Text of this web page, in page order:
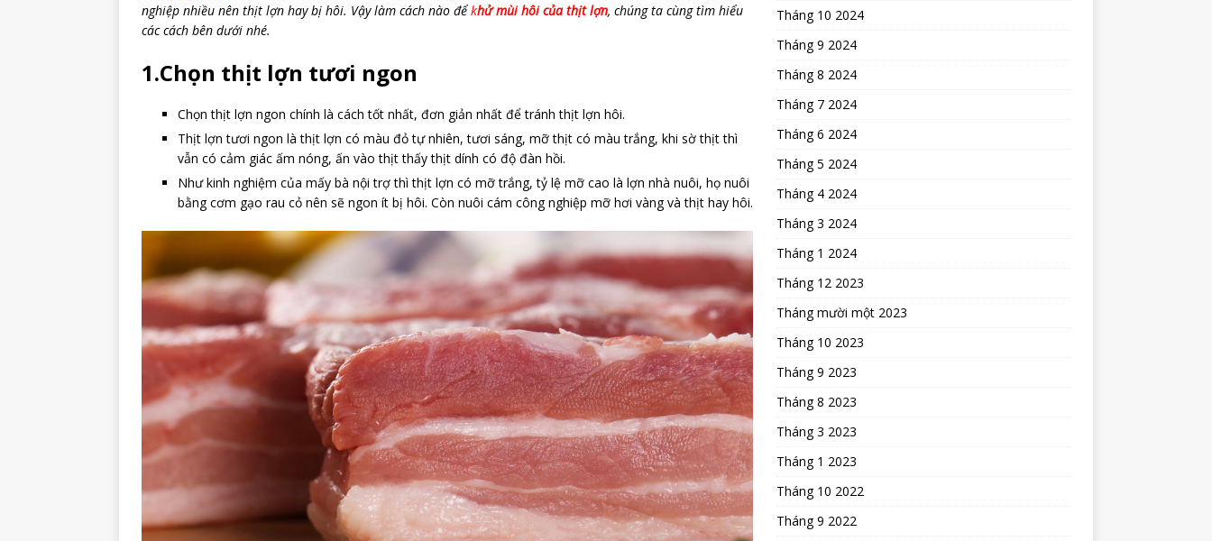
nghiệp nhiều nên thịt lợn hay bị hôi. Vậy làm cách nào đểkhử mùi hôi của thịt lợn, chúng ta cùng tìm hiểu
các cách bên dưới nhé.
1.Chọn thịt lợn tươi ngon
Chọn thịt lợn ngon chính là cách tốt nhất, đơn giản nhất để tránh thịt lợn hôi.
Thịt lợn tươi ngon là thịt lợn có màu đỏ tự nhiên, tươi sáng, mỡ thịt có màu trắng, khi sờ thịt thì
vẫn có cảm giác ấm nóng, ấn vào thịt thấy thịt dính có độ đàn hồi.
Như kinh nghiệm của mấy bà nội trợ thì thịt lợn có mỡ trắng, tỷ lệ mỡ cao là lợn nhà nuôi, họ nuôi
bằng cơm gạo rau cỏ nên sẽ ngon ít bị hôi. Còn nuôi cám công nghiệp mỡ hơi vàng và thịt hay hôi.
Tháng 10 2024
Tháng 9 2024
Tháng 8 2024
Tháng 7 2024
Tháng 6 2024
Tháng 5 2024
Tháng 4 2024
Tháng 3 2024
Tháng 1 2024
Tháng 12 2023
Tháng mười một 2023
Tháng 10 2023
Tháng 9 2023
Tháng 8 2023
Tháng 3 2023
Tháng 1 2023
Tháng 10 2022
Tháng 9 2022